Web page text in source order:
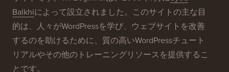
WPBeginner®について
WPBeginnerは、初心者向けの無料WordPressリソース